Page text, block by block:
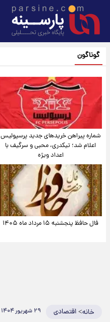
گوناگون
شماره پیراهن خریدهای جدید پرسپولیس
اعلام شد؛ تیکدری، محبی و سرگیف با
اعداد ویژه
فال حافظ پنجشنبه ۱۵ مرداد ماه ۱۴۰۵
خانه>اقتصادی ۲۹ شهریور ۱۴۰۴